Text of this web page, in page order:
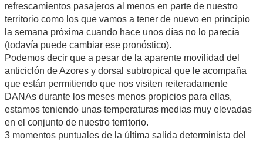
refrescamientos pasajeros al menos en parte de nuestro
territorio como los que vamos a tener de nuevo en principio
la semana próxima cuando hace unos días no lo parecía
(todavía puede cambiar ese pronóstico).
Podemos decir que a pesar de la aparente movilidad del
anticiclón de Azores y dorsal subtropical que le acompaña
que están permitiendo que nos visiten reiteradamente
DANAs durante los meses menos propicios para ellas,
estamos teniendo unas temperaturas medias muy elevadas
en el conjunto de nuestro territorio.
3 momentos puntuales de la última salida determinista del